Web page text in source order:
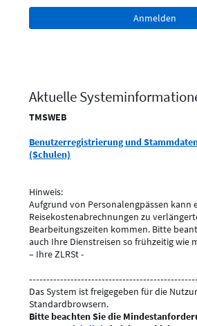
Aktuelle
TMSWEB
Benutzerregistrierung und
(Schulen)
Hinweis:
Aufgrund von Personalengpässen kann
Reisekostenabrechnungen zu
Bearbeitungszeiten kommen. Bitte
auch Ihre Dienstreisen so frühzeitig wie
– Ihre ZLRSt -
Das System ist freigegeben für die
Standardbrowsern.
Bitte beachten Sie die